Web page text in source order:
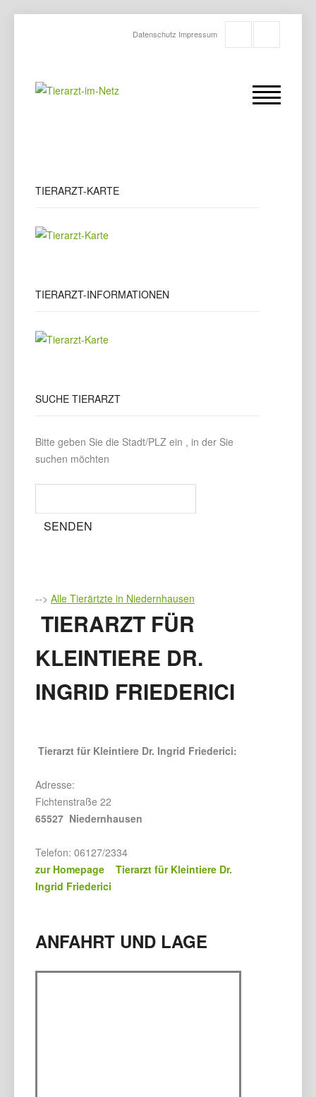
Datenschutz Impressum
TIERARZT-KARTE
TIERARZT-INFORMATIONEN
SUCHE TIERARZT
Bitte geben Sie die Stadt/PLZ ein , in der Sie
suchen möchten
--> Alle Tierärtzte in Niedernhausen
TIERARZT FÜR
KLEINTIERE DR.
INGRID FRIEDERICI
Tierarzt für Kleintiere Dr. Ingrid Friederici:
Adresse:
Fichtenstraße 22
65527 Niedernhausen
Telefon: 06127/2334
zur Homepage Tierarzt für Kleintiere Dr.
Ingrid Friederici
ANFAHRT UND LAGE